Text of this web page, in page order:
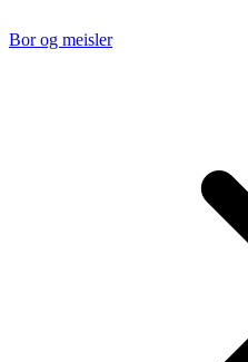
Bor og meisler